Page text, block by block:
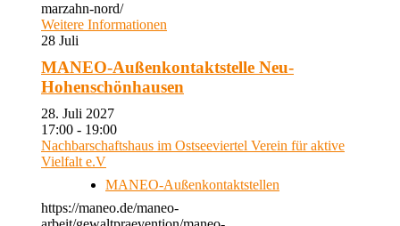
marzahn-nord/
Weitere Informationen
28 Juli
MANEO-Außenkontaktstelle Neu-
Hohenschönhausen
28. Juli 2027
17:00 - 19:00
Nachbarschaftshaus im Ostseeviertel Verein für aktive
Vielfalt e.V
MANEO-Außenkontaktstellen
https://maneo.de/maneo-